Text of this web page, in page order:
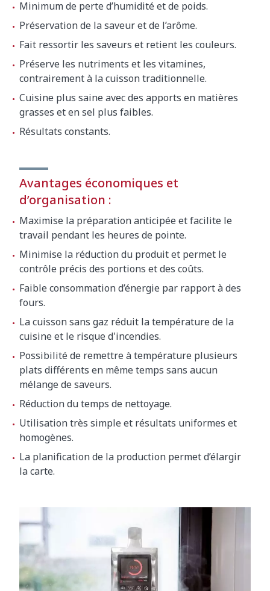
Minimum de perte d’humidité et de poids.
Préservation de la saveur et de l’arôme.
Fait ressortir les saveurs et retient les couleurs.
Préserve les nutriments et les vitamines,
contrairement à la cuisson traditionnelle.
Cuisine plus saine avec des apports en matières
grasses et en sel plus faibles.
Résultats constants.
Avantages économiques et
d’organisation :
Maximise la préparation anticipée et facilite le
travail pendant les heures de pointe.
Minimise la réduction du produit et permet le
contrôle précis des portions et des coûts.
Faible consommation d’énergie par rapport à des
fours.
La cuisson sans gaz réduit la température de la
cuisine et le risque d'incendies.
Possibilité de remettre à température plusieurs
plats différents en même temps sans aucun
mélange de saveurs.
Réduction du temps de nettoyage.
Utilisation très simple et résultats uniformes et
homogènes.
La planification de la production permet d’élargir
la carte.